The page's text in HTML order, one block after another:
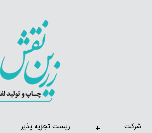
شرکت زیست تجزیه پذیر